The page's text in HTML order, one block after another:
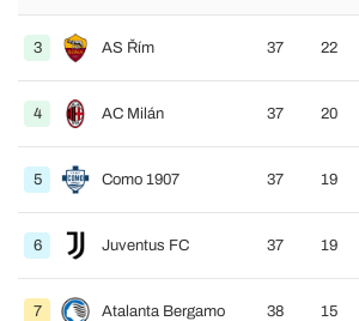
3 AS Řím 37 22
4 AC Milán 37 20
5 Como 1907 37 19
6 Juventus FC 37 19
7 Atalanta Bergamo 38 15